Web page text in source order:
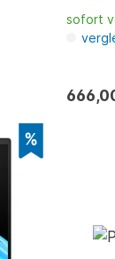
sofort